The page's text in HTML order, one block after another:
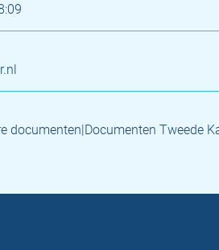
documenten|Documenten Tweede